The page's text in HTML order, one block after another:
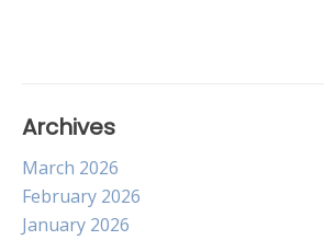
Archives
March 2026
February 2026
January 2026